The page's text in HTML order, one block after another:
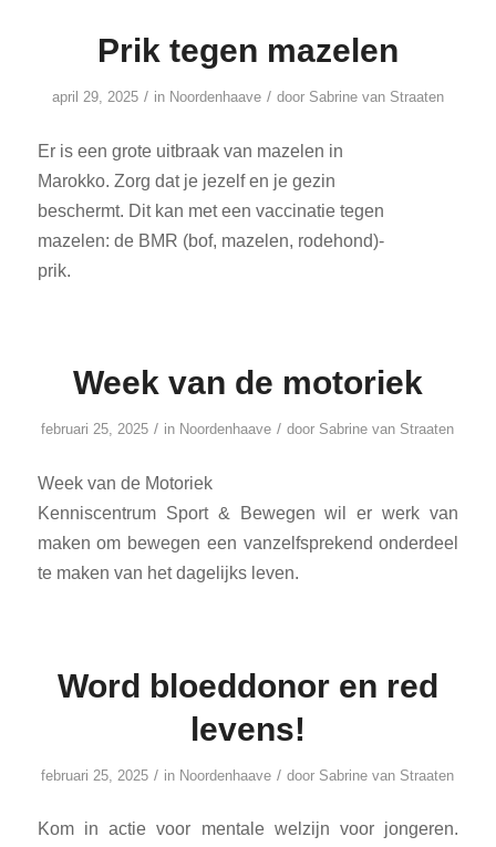
Prik tegen mazelen
april 29, 2025 / in Noordenhaave / door Sabrine van Straaten
Er is een grote uitbraak van mazelen in
Marokko. Zorg dat je jezelf en je gezin
beschermt. Dit kan met een vaccinatie tegen
mazelen: de BMR (bof, mazelen, rodehond)-
prik.
Week van de motoriek
februari 25, 2025 / in Noordenhaave / door Sabrine van Straaten
Week van de Motoriek
Kenniscentrum Sport & Bewegen wil er werk van
maken om bewegen een vanzelfsprekend onderdeel
te maken van het dagelijks leven.
Word bloeddonor en red
levens!
februari 25, 2025 / in Noordenhaave / door Sabrine van Straaten
Kom in actie voor mentale welzijn voor jongeren.